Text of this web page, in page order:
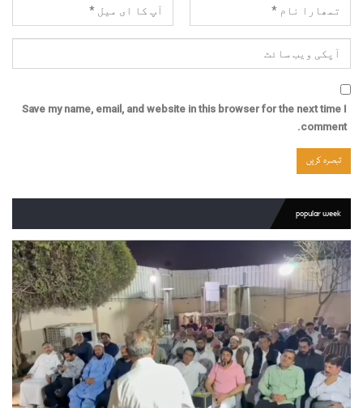
Save my name, email, and website in this browser for the next time I
comment.
popular week